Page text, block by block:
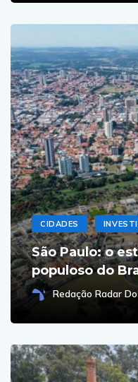
CIDADES
São Paulo: o
populoso do
Redação Radar